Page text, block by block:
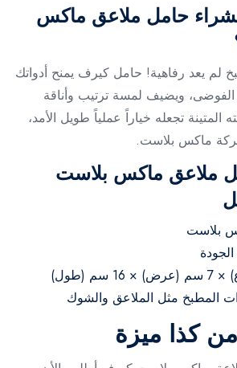
حامل ملاعق ماكس
لم يعد رفاهية! حامل كيرف يمنح أدواتك
الفوضى، ويضيف لمسة ترتيب وأناقة
تجعله خياراً عملياً طويل الأمد،
ماكس بلاست.
ملاعق ماكس بلاست
بلاست
المطبخ مثل الملاعق والشوك
كذا ميزة